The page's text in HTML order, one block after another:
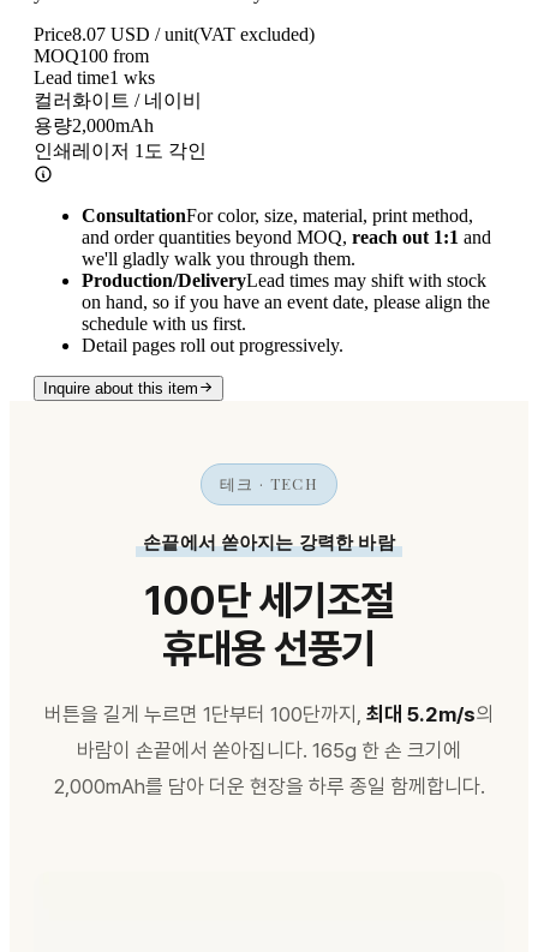
Price8.07 USD / unit(VAT excluded)
MOQ100 from
Lead time1 wks
컬러 화이트 / 네이비
용량2,000mAh
인쇄 레이저 1도 각인
ConsultationFor color, size, material, print method,
and order quantities beyond MOQ, reach out 1:1 and
we'll gladly walk you through them.
Production/DeliveryLead times may shift with stock
on hand, so if you have an event date, please align the
schedule with us first.
Detail pages roll out progressively.
Inquire about this item
테크 · TECH
손끝에서 쏟아지는 강력한 바람
100단 세기조절
휴대용 선풍기
버튼을 길게 누르면 1단부터 100단까지, 최대 5.2m/s의
바람이 손끝에서 쏟아집니다. 165g 한 손 크기에
2,000mAh를 담아 더운 현장을 하루 종일 함께합니다.